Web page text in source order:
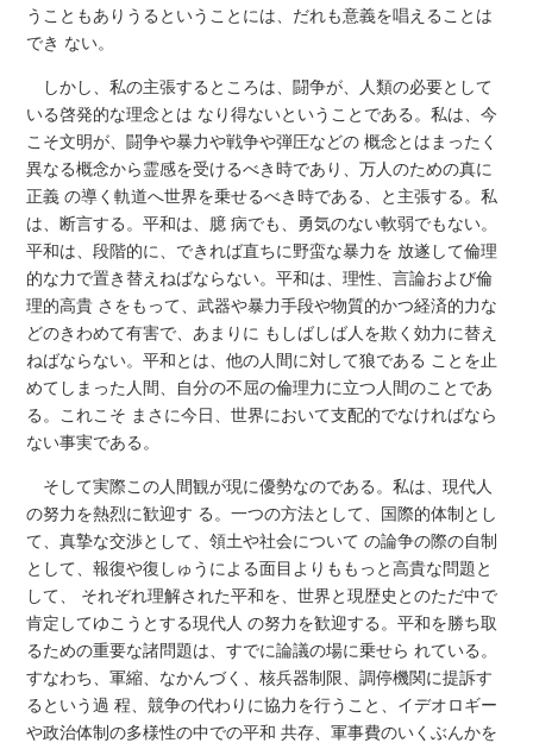
うこともありうるということには、だれも意義を唱えることは
でき ない。
しかし、私の主張するところは、闘争が、人類の必要として
いる啓発的な理念とは なり得ないということである。私は、今
こそ文明が、闘争や暴力や戦争や弾圧などの 概念とはまったく
異なる概念から霊感を受けるべき時であり、万人のための真に
正義 の導く軌道へ世界を乗せるべき時である、と主張する。私
は、断言する。平和は、臆 病でも、勇気のない軟弱でもない。
平和は、段階的に、できれば直ちに野蛮な暴力を 放遂して倫理
的な力で置き替えねばならない。平和は、理性、言論および倫
理的高貴 さをもって、武器や暴力手段や物質的かつ経済的力な
どのきわめて有害で、あまりに もしばしば人を欺く効力に替え
ねばならない。平和とは、他の人間に対して狼である ことを止
めてしまった人間、自分の不屈の倫理力に立つ人間のことであ
る。これこそ まさに今日、世界において支配的でなければなら
ない事実である。
そして実際この人間観が現に優勢なのである。私は、現代人
の努力を熱烈に歓迎す る。一つの方法として、国際的体制とし
て、真摯な交渉として、領土や社会について の論争の際の自制
として、報復や復しゅうによる面目よりももっと高貴な問題と
して、 それぞれ理解された平和を、世界と現歴史とのただ中で
肯定してゆこうとする現代人 の努力を歓迎する。平和を勝ち取
るための重要な諸問題は、すでに論議の場に乗せら れている。
すなわち、軍縮、なかんづく、核兵器制限、調停機関に提訴す
るという過 程、競争の代わりに協力を行うこと、イデオロギー
や政治体制の多様性の中での平和 共存、軍事費のいくぶんかを